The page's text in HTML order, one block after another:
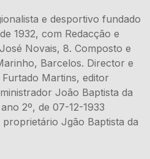
e desportivo fundado
1932, com Redacção e
Novais, 8. Composto e
Barcelos. Director e
Martins, editor
João Baptista da
2º, de 07-12-1933
Jgão Baptista da